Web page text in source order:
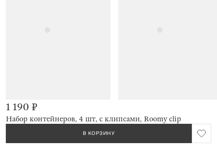
Набор контейнеров, 4 шт, с клипсами, Roomy clip
1 190 ₽
В КОРЗИНУ